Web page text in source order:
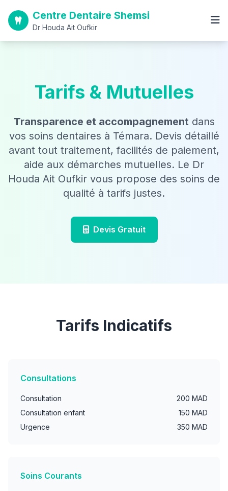
Centre Dentaire Shemsi
Dr Houda Ait Oufkir
Tarifs & Mutuelles
Transparence et accompagnementdans
vos soins dentaires à Témara. Devis détaillé
avant tout traitement, facilités de paiement,
aide aux démarches mutuelles. Le Dr
Houda Ait Oufkir vous propose des soins de
qualité à tarifs justes.
Devis Gratuit
Tarifs Indicatifs
Consultations
Consultation
200 MAD
Consultation enfant
150 MAD
Urgence
350 MAD
Soins Courants